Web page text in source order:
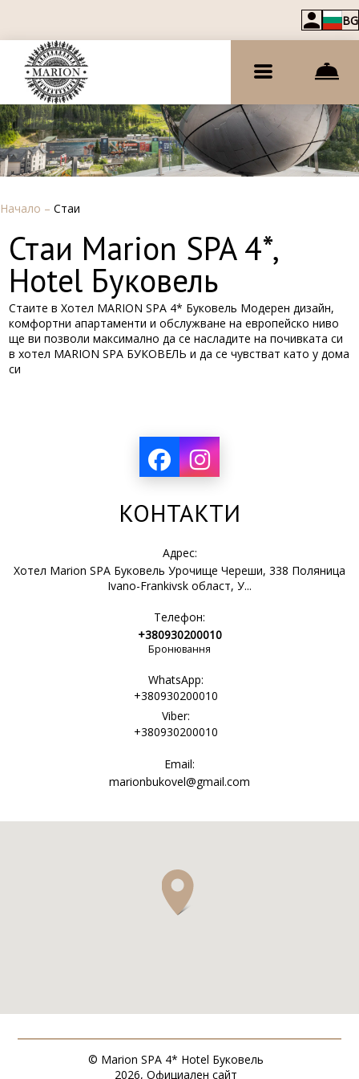
BG
Начало – Стаи
Стаи Marion SPA 4*,
Hotel Буковель
Стаите в Хотел MARION SPA 4* Буковель Модерен дизайн,
комфортни апартаменти и обслужване на европейско ниво
ще ви позволи максимално да се насладите на почивката си
в хотел MARION SPA БУКОВЕЛЬ и да се чувстват като у дома
си
КОНТАКТИ
Адрес:
Хотел Marion SPA Буковель Урочище Череши, 338 Поляница
Ivano-Frankivsk област, У...
Телефон:
+380930200010
Бронювання
WhatsApp:
+380930200010
Viber:
+380930200010
Email:
marionbukovel@gmail.com
© Marion SPA 4* Hotel Буковель
2026, Официален сайт